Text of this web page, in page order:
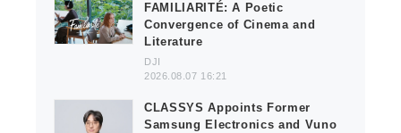
FAMILIARITÉ: A Poetic
Convergence of Cinema and
Literature
DJI
2026.08.07 16:21
CLASSYS Appoints Former
Samsung Electronics and Vuno